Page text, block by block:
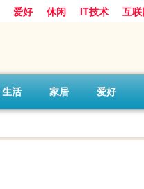
爱好 休闲 IT技术 互
生活 家居 爱好